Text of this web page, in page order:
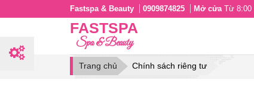
Fastspa & Beauty 0909874825 Mở cửaTừ 8:00
FASTSPA
Spa & Beauty
Trang chủ Chính sách riêng tư